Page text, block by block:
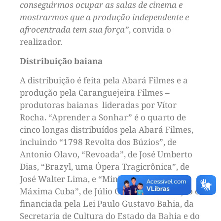
conseguirmos ocupar as salas de cinema e
mostrarmos que a produção independente e
afrocentrada tem sua força”, convida o
realizador.
Distribuição baiana
A distribuição é feita pela Abará Filmes e a
produção pela Caranguejeira Filmes –
produtoras baianas lideradas por Vítor
Rocha. “Aprender a Sonhar” é o quarto de
cinco longas distribuídos pela Abará Filmes,
incluindo “1798 Revolta dos Búzios”, de
Antonio Olavo, “Revoada”, de José Umberto
Dias, “Brazyl, uma Ópera Tragicrônica”, de
José Walter Lima, e “Minha Cuba, Minha
Máxima Cuba”, de Júlio Góes. A distribuição é
financiada pela Lei Paulo Gustavo Bahia, da
Secretaria de Cultura do Estado da Bahia e do